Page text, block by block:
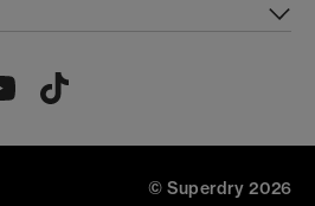
© Superdry 2026